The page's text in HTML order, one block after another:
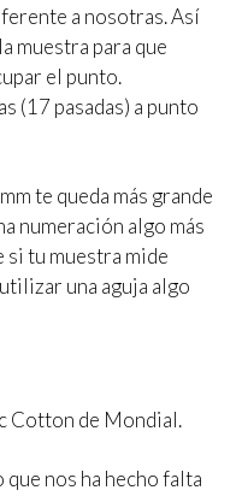
a nosotras. Así
muestra para que
el punto.
(17 pasadas) a punto
te queda más grande
numeración algo más
si tu muestra mide
una aguja algo
Cotton de Mondial.
nos ha hecho falta